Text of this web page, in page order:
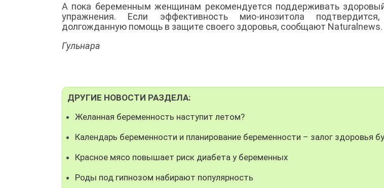
А пока беременным женщинам рекомендуется поддерживать
упражнения. Если эффективность мио-инозитола
долгожданную помощь в защите своего здоровья, сообщают Naturalnews.
Гульнара
ДРУГИЕ НОВОСТИ РАЗДЕЛА:
Желанная беременность наступит летом?
Календарь беременности и планирование беременности – залог здоровья
Красное мясо повышает риск диабета у беременных
Роды под гипнозом набирают популярность